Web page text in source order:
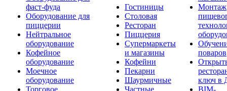
фаст-фуда
Оборудование для
пиццерии
Нейтральное
оборудование
Кофейное
оборудование
Моечное
оборудование
Торговое
Гостиницы
Столовая
Ресторан
Пиццерия
Супермаркеты
и магазины
Кофейни
Пекарни
Шаурмичные
Частные
Монтаж
поваров
ключ в
BIM-